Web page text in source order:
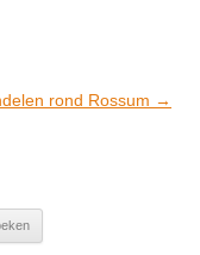
rond Rossum →